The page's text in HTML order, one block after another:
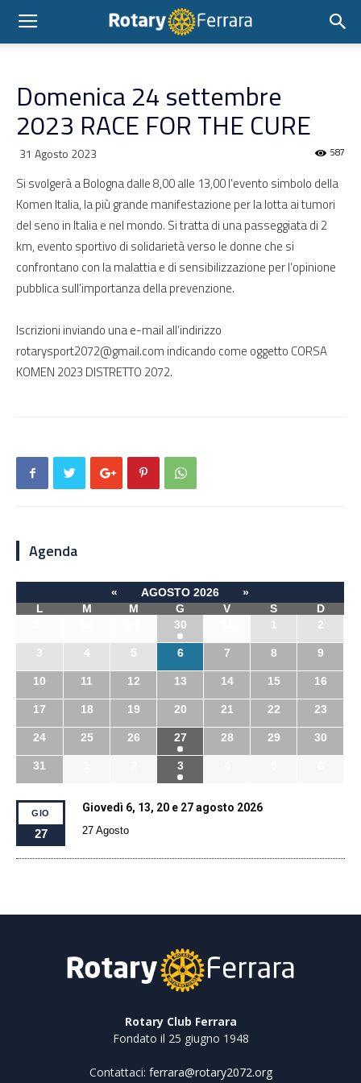
Domenica 24 settembre
2023 RACE FOR THE CURE
31 Agosto 2023 587
Si svolgerà a Bologna dalle 8,00 alle 13,00 l’evento simbolo della
Komen Italia, la più grande manifestazione per la lotta ai tumori
del seno in Italia e nel mondo. Si tratta di una passeggiata di 2
km, evento sportivo di solidarietà verso le donne che si
confrontano con la malattia e di sensibilizzazione per l’opinione
pubblica sull’importanza della prevenzione.
Iscrizioni inviando una e-mail all’indirizzo
rotarysport2072@gmail.com indicando come oggetto CORSA
KOMEN 2023 DISTRETTO 2072.
Agenda
« AGOSTO 2026
»
L
M M G V S
D
30 1 2
3 4 5 6 7 8 9
10 11 12 13 14 15 16
17 18 19 20 21 22 23
24 25 26 27 28 29 30
31 3
GIO
27
Giovedì 6, 13, 20 e 27 agosto 2026
27 Agosto
Rotary Club Ferrara
Fondato il 25 giugno 1948
Contattaci: ferrara@rotary2072.org